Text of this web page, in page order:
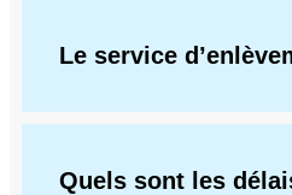
Le service
Quels sont les